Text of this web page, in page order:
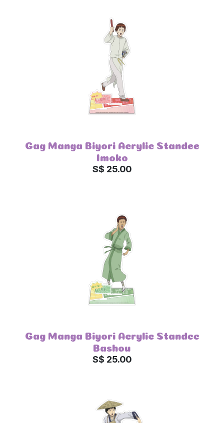
Gag Manga Biyori Acrylic Standee
Imoko
S$ 25.00
Gag Manga Biyori Acrylic Standee
Bashou
S$ 25.00